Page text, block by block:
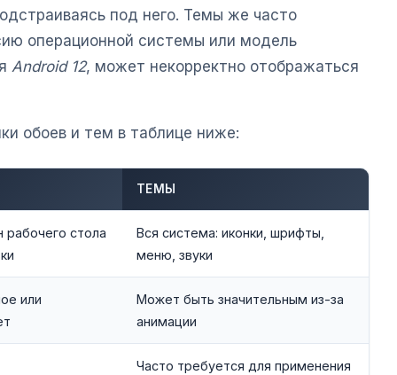
под него. Темы же часто
операционной системы или модель
Android 12, может некорректно отображаться
обоев и тем в таблице ниже:
ТЕМЫ
рабочего стола
Вся система: иконки, шрифты,
меню, звуки
или
Может быть значительным из-за
анимации
Часто требуется для применения